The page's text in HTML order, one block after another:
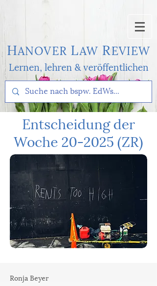
HANOVER LAWREVIEW
Lernen, lehren & veröffentlichen
Entscheidung der
Woche 20-2025 (ZR)
Ronja Beyer